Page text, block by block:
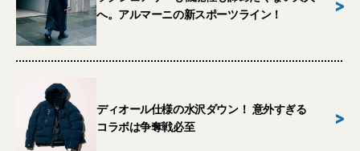
へ。アルマーニの新スポーツライン！
>
ディオール仕様の水沢ダウン！ 意外すぎる
コラボは争奪戦必至
>